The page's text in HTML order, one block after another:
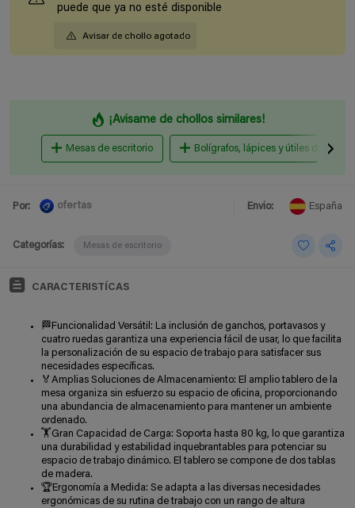
puede que ya no esté disponible
Avisar de chollo agotado
¡Avisame de chollos similares!
Mesas de escritorio Bolígrafos, lápices y útiles de
Por: ofertas Envio: España
Categorías: Mesas de escritorio
CARACTERISTÍCAS
🏁Funcionalidad Versátil: La inclusión de ganchos, portavasos y
cuatro ruedas garantiza una experiencia fácil de usar, lo que facilita
la personalización de su espacio de trabajo para satisfacer sus
necesidades específicas.
🏅Amplias Soluciones de Almacenamiento: El amplio tablero de la
mesa organiza sin esfuerzo su espacio de oficina, proporcionando
una abundancia de almacenamiento para mantener un ambiente
ordenado.
🏋Gran Capacidad de Carga: Soporta hasta 80 kg, lo que garantiza
una durabilidad y estabilidad inquebrantables para potenciar su
espacio de trabajo dinámico. El tablero se compone de dos tablas
de madera.
🏆Ergonomía a Medida: Se adapta a las diversas necesidades
ergonómicas de su rutina de trabajo con un rango de altura